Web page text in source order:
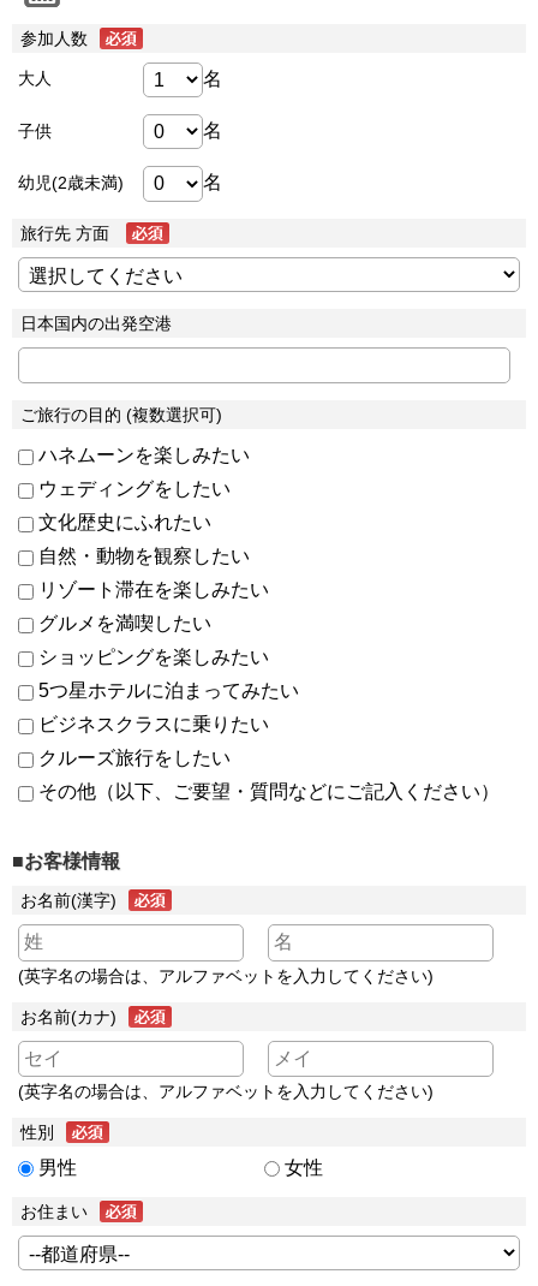
参加人数
大人 名
子供 名
幼児(2歳未満) 名
旅行先 方面
日本国内の出発空港
ご旅行の目的 (複数選択可)
ハネムーンを楽しみたい
ウェディングをしたい
文化歴史にふれたい
自然・動物を観察したい
リゾート滞在を楽しみたい
グルメを満喫したい
ショッピングを楽しみたい
5つ星ホテルに泊まってみたい
ビジネスクラスに乗りたい
クルーズ旅行をしたい
その他（以下、ご要望・質問などにご記入ください）
■お客様情報
お名前(漢字)
(英字名の場合は、アルファベットを入力してください)
お名前(カナ)
(英字名の場合は、アルファベットを入力してください)
性別
男性 女性
お住まい